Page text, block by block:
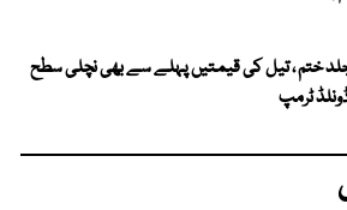
ختم ، تیل کی قیمتیں پہلے سے بھی نچلی سطح
ٹرمپ